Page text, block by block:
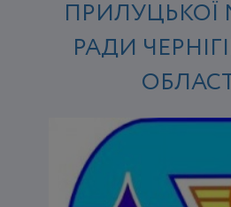
ПРИЛУЦЬКОЇ
РАДИ